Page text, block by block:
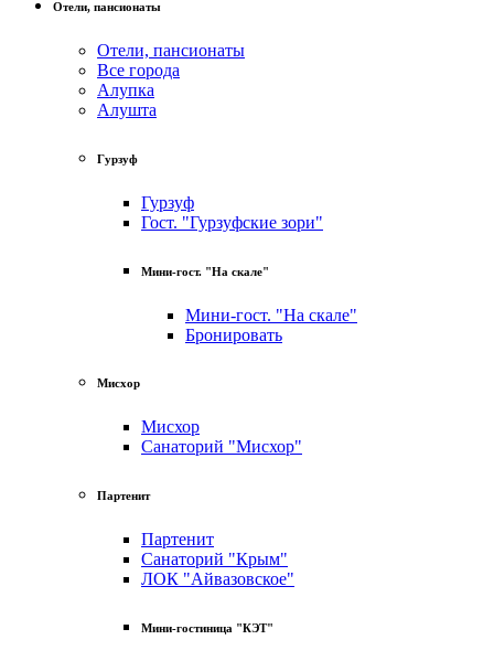
Отели, пансионаты
Отели, пансионаты
Все города
Алупка
Алушта
Гурзуф
Гурзуф
Гост. "Гурзуфские зори"
Мини-гост. "На скале"
Мини-гост. "На скале"
Бронировать
Мисхор
Мисхор
Санаторий "Мисхор"
Партенит
Партенит
Санаторий "Крым"
ЛОК "Айвазовское"
Мини-гостиница "КЭТ"